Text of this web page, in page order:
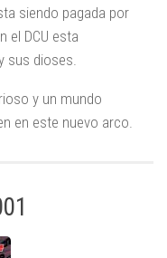
siendo pagada por
el DCU esta
sus dioses.
y un mundo
en este nuevo arco.